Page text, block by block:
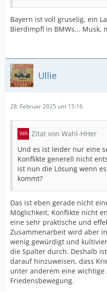
Bayern ist voll gruselig, ein
Bierdimpfl in BMWs... Musk,
Ullie
28. Februar 2025 um 15:16
Zitat von Wahl-HHer
Und es ist leider nur eine
Konflikte generell nicht
ist nun die Lösung wenn
kommt?
Das ist eben gerade nicht
Möglichkeit, Konflikte nicht
eine sehr praktische und
Zusammenarbeit wird aber
wenig gewürdigt und
die Spalter durch. Deshalb
darauf hinzuweisen, dass
unter anderem eine wichtige
Friedensbewegung.